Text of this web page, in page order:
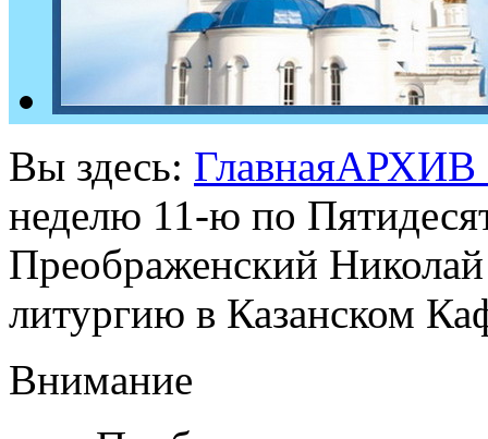
Вы здесь: Главная
неделю 11-ю по
Преображенский
литургию в Казанском
Внимание